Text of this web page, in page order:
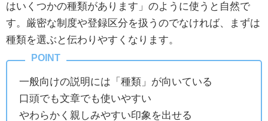
はいくつかの種類があります」のように使うと自然で
す。厳密な制度や登録区分を扱うのでなければ、まずは
種類を選ぶと伝わりやすくなります。
一般向けの説明には「種類」が向いている
口頭でも文章でも使いやすい
やわらかく親しみやすい印象を出せる